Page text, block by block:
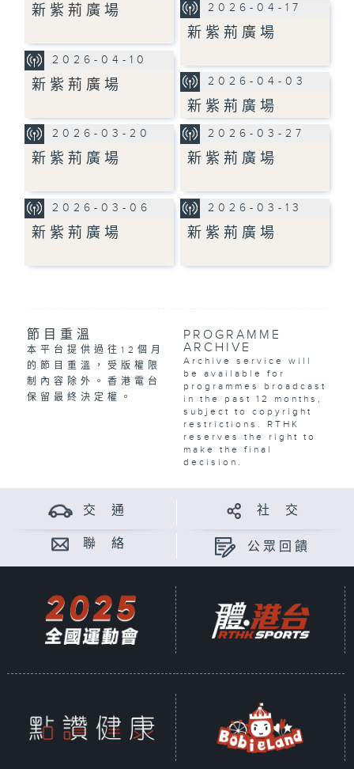
新紫荊廣場 2026-04-17
新紫荊廣場
2026-04-10
新紫荊廣場 2026-04-03
新紫荊廣場
2026-03-27
新紫荊廣場
2026-03-20
新紫荊廣場
2026-03-13
新紫荊廣場
2026-03-06
新紫荊廣場
節目重溫
本平台提供過往12個月
的節目重溫，受版權限
制內容除外。香港電台
保留最終決定權。
PROGRAMME
ARCHIVE
Archive service will
be available for
programmes broadcast
in the past 12 months,
subject to copyright
restrictions. RTHK
reserves the right to
make the final
decision.
交 通 社 交
聯 絡 公眾回饋